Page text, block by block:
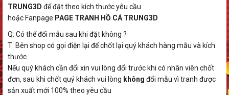
TRUNG3D để đặt theo kích thước yêu cầu
hoặc Fanpage PAGE TRANH HỒ CÁ TRUNG3D
Q: Có thể đổi mẫu sau khi đặt không ?
T: Bên shop có gọi điện lại để chốt lại quý khách hàng mẫu và kích
thước.
Nếu quý khách cần đổi xin vui lòng đổi trước khi có nhân viên chốt
đơn, sau khi chốt quý khách vui lòng không đổi mẫu vì tranh được
sản xuất mới 100% theo yêu cầu